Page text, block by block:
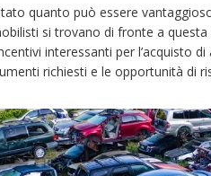
quanto può essere
si trovano di fronte a
interessanti per l’acquisto
richiesti e le opportunità di